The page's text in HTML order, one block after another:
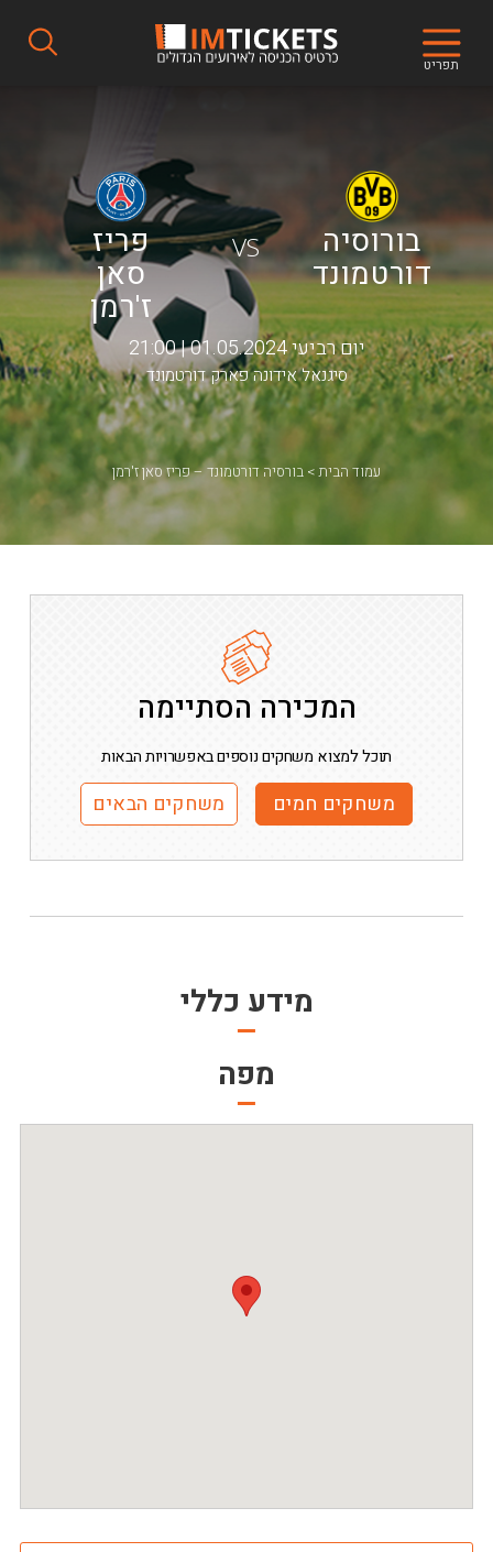
תפריט
בורוסיה
דורטמונד
VS פריז
סאן
ז'רמן
יום רביעי 01.05.2024 | 21:00
סיגנאל אידונה פארק דורטמונד
בורסיה דורטמונד – פריז סאן ז'רמן עמוד הבית
המכירה הסתיימה
תוכל למצוא משחקים נוספים באפשרויות הבאות
משחקים חמים משחקים הבאים
מידע כללי
מפה